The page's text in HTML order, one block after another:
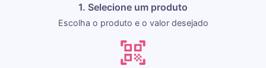
1. Selecione um produto
Escolha o produto e o valor desejado